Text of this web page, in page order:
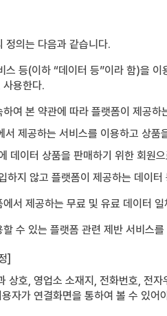
정의는 다음과 같습니다.
등(이하 “데이터 등”이라 함)을
용한다.
여 본 약관에 따라 플랫폼이 제공
서 제공하는 서비스를 이용하고 상
데이터 상품을 판매하기 위한 회원
하지 않고 플랫폼이 제공하는 데이
서 제공하는 무료 및 유료 데이터 일
수 있는 플랫폼 관련 제반 서비스를
]
상호, 영업소 소재지, 전화번호, 전
자가 연결화면을 통하여 볼 수 있어